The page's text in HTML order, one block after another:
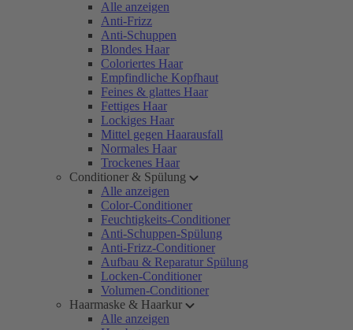
Alle anzeigen
Anti-Frizz
Anti-Schuppen
Blondes Haar
Coloriertes Haar
Empfindliche Kopfhaut
Feines & glattes Haar
Fettiges Haar
Lockiges Haar
Mittel gegen Haarausfall
Normales Haar
Trockenes Haar
Conditioner & Spülung
Alle anzeigen
Color-Conditioner
Feuchtigkeits-Conditioner
Anti-Schuppen-Spülung
Anti-Frizz-Conditioner
Aufbau & Reparatur Spülung
Locken-Conditioner
Volumen-Conditioner
Haarmaske & Haarkur
Alle anzeigen